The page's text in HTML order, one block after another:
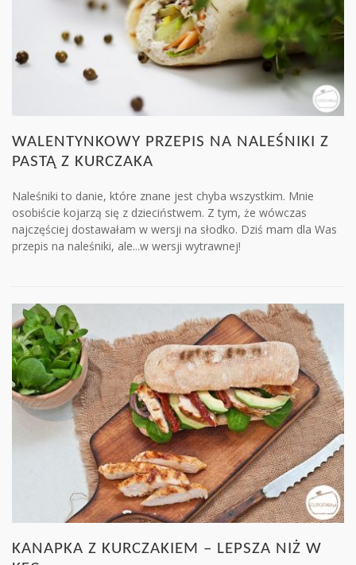
WALENTYNKOWY PRZEPIS NA NALEŚNIKI Z
PASTĄ Z KURCZAKA
Naleśniki to danie, które znane jest chyba wszystkim. Mnie
osobiście kojarzą się z dzieciństwem. Z tym, że wówczas
najczęściej dostawałam w wersji na słodko. Dziś mam dla Was
przepis na naleśniki, ale...w wersji wytrawnej!
KANAPKA Z KURCZAKIEM – LEPSZA NIŻ W